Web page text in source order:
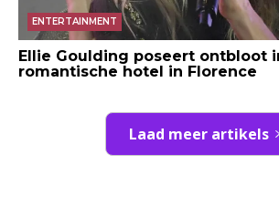
ENTERTAINMENT
Ellie Goulding poseert ontbloot
romantische hotel in Florence
Laad meer artikels